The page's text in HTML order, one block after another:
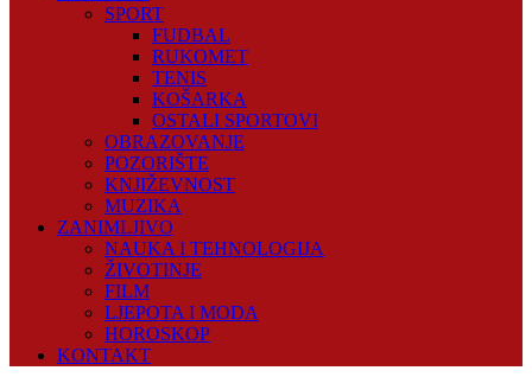
SPORT
FUDBAL
RUKOMET
TENIS
KOŠARKA
OSTALI SPORTOVI
OBRAZOVANJE
POZORIŠTE
KNJIŽEVNOST
MUZIKA
ZANIMLJIVO
NAUKA I TEHNOLOGIJA
ŽIVOTINJE
FILM
LJEPOTA I MODA
HOROSKOP
KONTAKT